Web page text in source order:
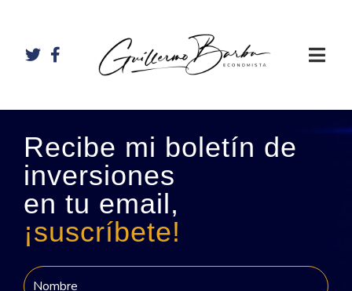
Recibe mi boletín de
inversiones
en tu email,
¡suscríbete!